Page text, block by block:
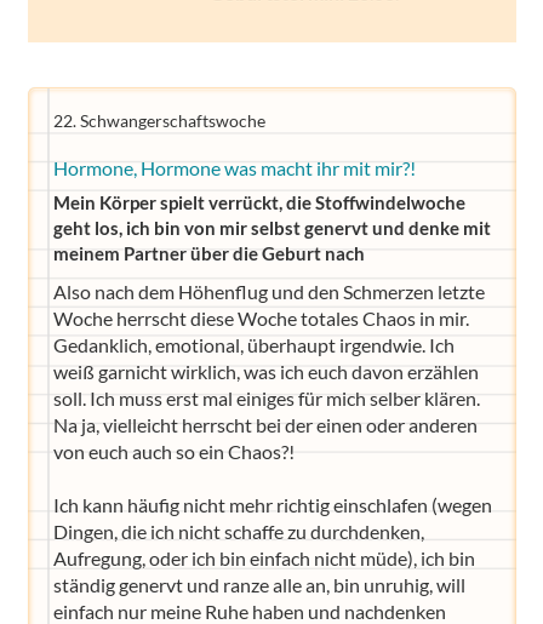
22. Schwangerschaftswoche
Hormone, Hormone was macht ihr mit mir?!
Mein Körper spielt verrückt, die Stoffwindelwoche
geht los, ich bin von mir selbst genervt und denke mit
meinem Partner über die Geburt nach
Also nach dem Höhenflug und den Schmerzen letzte
Woche herrscht diese Woche totales Chaos in mir.
Gedanklich, emotional, überhaupt irgendwie. Ich
weiß garnicht wirklich, was ich euch davon erzählen
soll. Ich muss erst mal einiges für mich selber klären.
Na ja, vielleicht herrscht bei der einen oder anderen
von euch auch so ein Chaos?!
Ich kann häufig nicht mehr richtig einschlafen (wegen
Dingen, die ich nicht schaffe zu durchdenken,
Aufregung, oder ich bin einfach nicht müde), ich bin
ständig genervt und ranze alle an, bin unruhig, will
einfach nur meine Ruhe haben und nachdenken